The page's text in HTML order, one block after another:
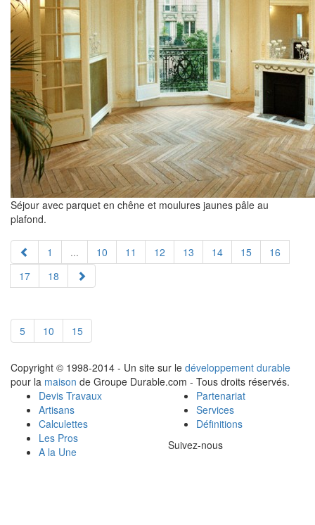
Séjour avec parquet en chêne et moulures jaunes pâle au
plafond.
1 ... 10 11 12 13 14 15
16
17
18
5 10 15
Copyright © 1998-2014 - Un site sur le développement durable
pour la maison de Groupe Durable.com - Tous droits réservés.
Devis Travaux
Artisans
Calculettes
Les Pros
A la Une
Partenariat
Services
Définitions
Suivez-nous